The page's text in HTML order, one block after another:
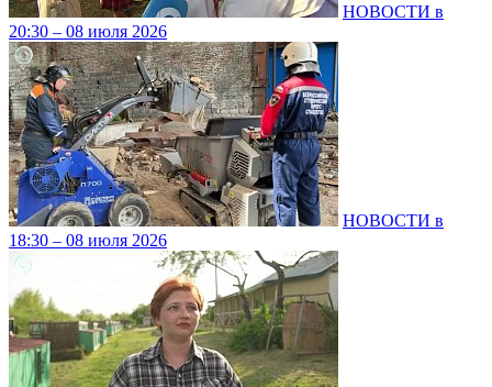
НОВОСТИ в
20:30 – 08 июля 2026
НОВОСТИ в
18:30 – 08 июля 2026